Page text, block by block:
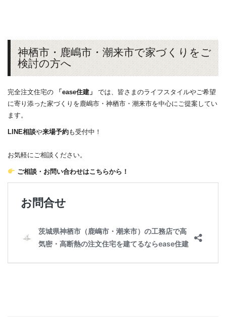
神栖市・鹿嶋市・潮来市で家づくりをご
検討の方へ
完全注文住宅の 「 ease住建 」
では、皆さまのライフスタイルやご希望
に寄り添った家づくりを 鹿嶋市 ・ 神栖市 ・ 潮来市を中心にご提案してい
ます。
LINE相談や来場予約も受付中！
お気軽にご相談ください。
ご相談・お問い合わせはこちらから！